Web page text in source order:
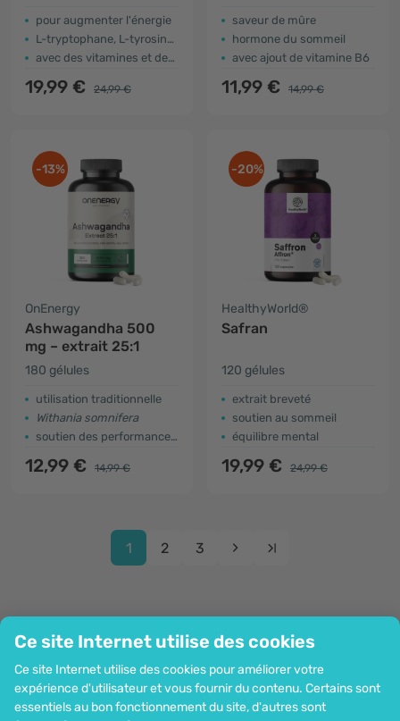
Ce site Internet utilise des cookies
Ce site Internet utilise des cookies pour améliorer votre
expérience d'utilisateur et vous fournir du contenu. Certains sont
essentiels au bon fonctionnement du site, d'autres sont
pour augmenter l'énergie
L-tryptophane, L-tyrosine et L-phénylalanine
avec des vitamines et des minéraux
19,99 € 24,99 €
saveur de mûre
hormone du sommeil
avec ajout de vitamine B6
11,99 € 14,99 €
-13%
OnEnergy
Ashwagandha 500
mg – extrait 25:1
180 gélules
utilisation traditionnelle
Withania somnifera
soutien des performances physiques et mentales
12,99 € 14,99 €
-20%
HealthyWorld®
Safran
120 gélules
extrait breveté
soutien au sommeil
équilibre mental
19,99 € 24,99 €
1 2 3
Information
Rejoignez-nous